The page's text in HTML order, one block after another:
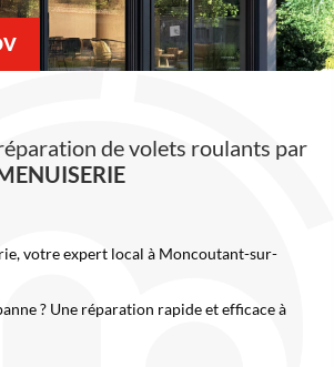
de volets roulants par
votre expert local à Moncoutant-sur-
? Une réparation rapide et efficace à